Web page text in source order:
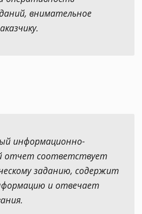
внимательное
информационно-
отчет соответствует
заданию, содержит
и отвечает